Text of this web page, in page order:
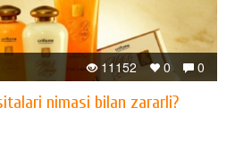
0
0
11152
nimasi bilan zararli?